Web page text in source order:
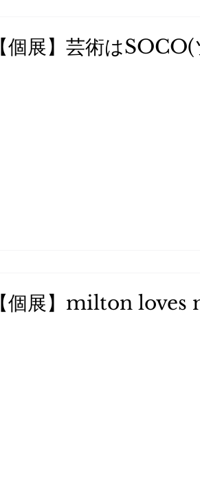
【個展】芸術は
【個展】milton